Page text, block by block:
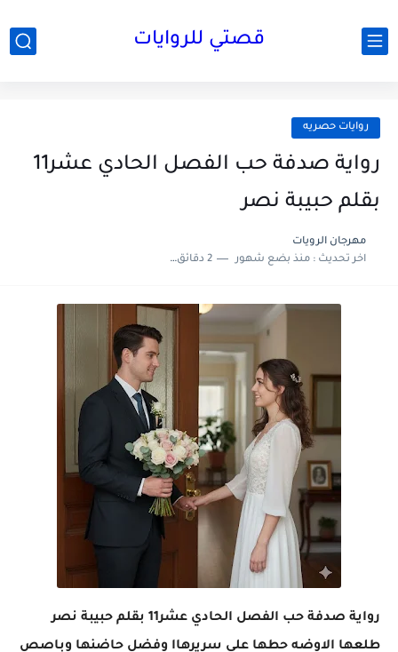
قصتي للروايات
روايات حصريه
رواية صدفة حب الفصل الحادي عشر11
بقلم حبيبة نصر
مهرجان الرويات
اخر تحديث :منذ بضع شهور 2 دقائق للقراءة
رواية صدفة حب الفصل الحادي عشر11 بقلم حبيبة نصر
طلعها الاوضه حطها على سريرهاا وفضل حاضنها وباصص